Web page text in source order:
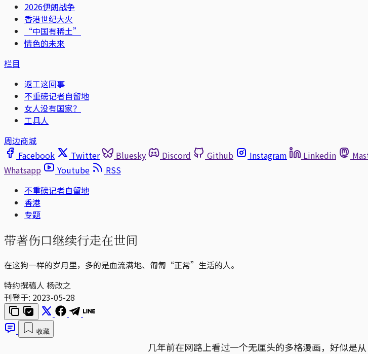
2026伊朗战争
香港世纪大火
“中国有稀土”
情色的未来
栏目
返工这回事
不重磅记者自留地
女人没有国家？
工具人
周边商城
Facebook
Twitter Bluesky Discord Github Instagram Linkedin
Whatsapp
Youtube
RSS
不重磅记者自留地
香港
专题
带著伤口继续行走在世间
在这狗一样的岁月里，多的是血流满地、匍匐“正常”生活的人。
特约撰稿人 杨改之
刊登于: 2023-05-28
收藏
几年前在网路上看过一个无厘头的多格漫画，好似是